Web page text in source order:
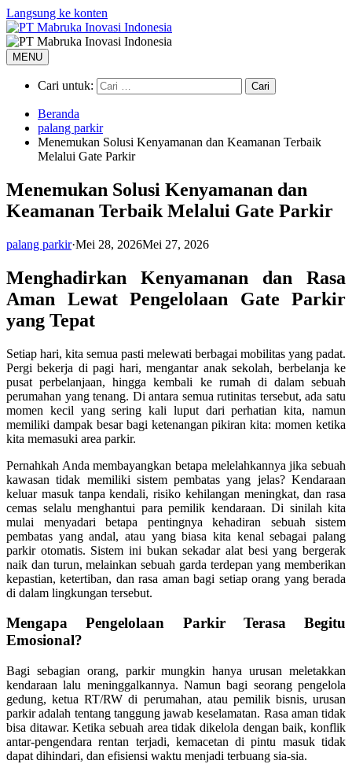
Langsung ke konten
MENU
Cari untuk:
Beranda
palang parkir
Menemukan Solusi Kenyamanan dan Keamanan Terbaik
Melalui Gate Parkir
Menemukan Solusi Kenyamanan dan
Keamanan Terbaik Melalui Gate Parkir
palang parkir·Mei 28, 2026Mei 27, 2026
Menghadirkan Kenyamanan dan Rasa
Aman Lewat Pengelolaan Gate Parkir
yang Tepat
Setiap hari, kita semua pasti melewati berbagai mobilitas yang padat.
Pergi bekerja di pagi hari, mengantar anak sekolah, berbelanja ke
pusat perbelanjaan, hingga kembali ke rumah di dalam sebuah
perumahan yang tenang. Di antara semua rutinitas tersebut, ada satu
momen kecil yang sering kali luput dari perhatian kita, namun
memiliki dampak besar bagi ketenangan pikiran kita: momen ketika
kita memasuki area parkir.
Pernahkah Anda membayangkan betapa melelahkannya jika sebuah
kawasan tidak memiliki sistem pembatas yang jelas? Kendaraan
keluar masuk tanpa kendali, risiko kehilangan meningkat, dan rasa
cemas selalu menghantui para pemilik kendaraan. Di sinilah kita
mulai menyadari betapa pentingnya kehadiran sebuah sistem
pembatas yang andal, atau yang biasa kita kenal sebagai palang
parkir otomatis. Sistem ini bukan sekadar alat besi yang bergerak
naik dan turun, melainkan sebuah garda terdepan yang memberikan
kepastian, ketertiban, dan rasa aman bagi setiap orang yang berada
di dalam lingkungan tersebut.
Mengapa Pengelolaan Parkir Terasa Begitu
Emosional?
Bagi sebagian orang, parkir mungkin hanya urusan meletakkan
kendaraan lalu meninggalkannya. Namun bagi seorang pengelola
gedung, ketua RT/RW di perumahan, atau pemilik bisnis, urusan
parkir adalah tentang tanggung jawab keselamatan. Rasa aman tidak
bisa ditawar. Ketika sebuah area tidak dikelola dengan baik, konflik
antar-pengendara rentan terjadi, kemacetan di pintu masuk tidak
dapat dihindari, dan efisiensi waktu menjadi terbuang sia-sia.